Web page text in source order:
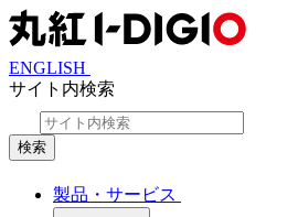
ENGLISH
サイト内検索
検索
製品・サービス